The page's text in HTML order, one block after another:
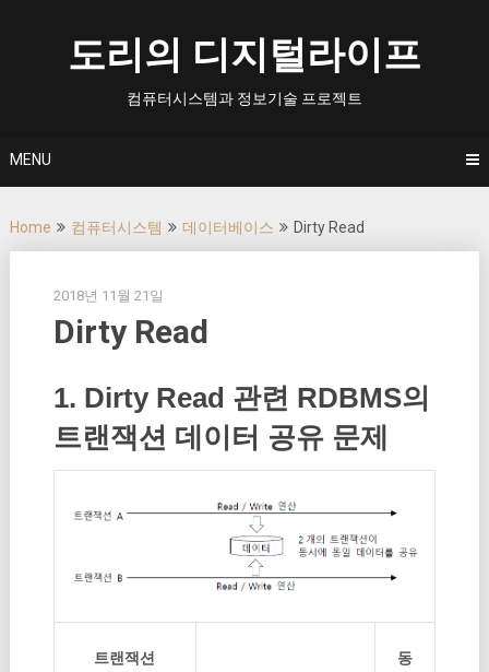
도리의 디지털라이프
컴퓨터시스템과 정보기술 프로젝트
MENU
Home 컴퓨터시스템 데이터베이스 Dirty Read
2018년 11월 21일
Dirty Read
1. Dirty Read 관련 RDBMS의
트랜잭션 데이터 공유 문제
트랜잭션
동